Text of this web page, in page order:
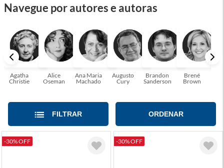
e tenha a oportunidade de alcançar o seu crescimento
passe um tempo no mundo da imaginação! A leitura
transforma vidas e estamos aqui para ajudar a transformar a
sua! Tenha certeza, temos o livro perfeito para você!
Navegue por autores e autoras
Agatha
Christie
Alice
Oseman
Ana Maria
Machado
Augusto
Cury
Brandon
Sanderson
Brené
Brown
FILTRAR ORDENAR
-30% OFF -30% OFF